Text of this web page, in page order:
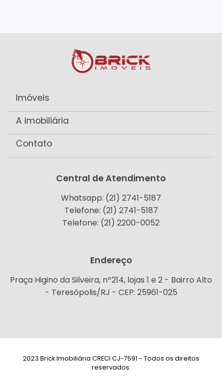
Imóveis
A imobiliária
Contato
Central de Atendimento
Whatsapp: (21) 2741-5187
Telefone: (21) 2741-5187
Telefone: (21) 2200-0052
Endereço
Praça Higino da Silveira, nº214, lojas 1 e 2 - Bairro Alto
- Teresópolis/RJ - CEP: 25961-025
2023 Brick Imobiliária CRECI CJ-7591 - Todos os direitos
reservados.